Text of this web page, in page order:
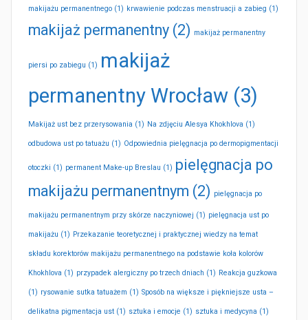
makijażu permanentnego (1) krwawienie podczas menstruacji a zabieg (1)
makijaż permanentny (2) makijaż permanentny
piersi po zabiegu (1) makijaż
permanentny Wrocław (3)
Makijaż ust bez przerysowania (1) Na zdjęciu Alesya Khokhlova (1)
odbudowa ust po tatuażu (1) Odpowiednia pielęgnacja po dermopigmentacji
otoczki (1) permanent Make-up Breslau (1) pielęgnacja po
makijażu permanentnym (2) pielęgnacja po
makijażu permanentnym przy skórze naczyniowej (1) pielęgnacja ust po
makijażu (1) Przekazanie teoretycznej i praktycznej wiedzy na temat
składu korektorów makijażu permanentnego na podstawie koła kolorów
Khokhlova (1) przypadek alergiczny po trzech dniach (1) Reakcja guzkowa
(1) rysowanie sutka tatuażem (1) Sposób na większe i piękniejsze usta –
delikatna pigmentacja ust (1) sztuka i emocje (1) sztuka i medycyna (1)